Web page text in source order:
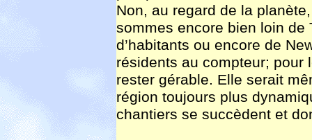
Non, au regard de la
sommes encore bien loin de
d’habitants ou encore de
résidents au compteur; pour
rester gérable. Elle serait
région toujours plus
chantiers se succèdent et